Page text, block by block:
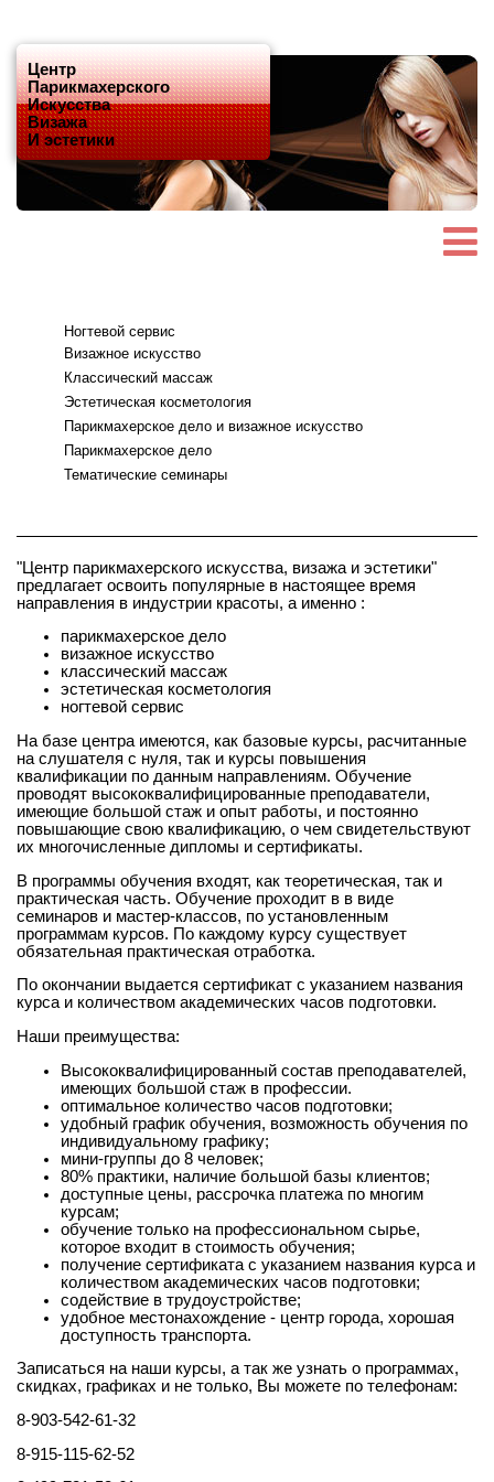
Центр
Парикмахерского
Искусства
Визажа
И эстетики
Ногтевой сервис
Визажное искусство
Классический массаж
Эстетическая косметология
Парикмахерское дело и визажное искусство
Парикмахерское дело
Тематические семинары
"Центр парикмахерского искусства, визажа и эстетики"
предлагает освоить популярные в настоящее время
направления в индустрии красоты, а именно :
парикмахерское дело
визажное искусство
классический массаж
эстетическая косметология
ногтевой сервис
На базе центра имеются, как базовые курсы, расчитанные
на слушателя с нуля, так и курсы повышения
квалификации по данным направлениям. Обучение
проводят высококвалифицированные преподаватели,
имеющие большой стаж и опыт работы, и постоянно
повышающие свою квалификацию, о чем свидетельствуют
их многочисленные дипломы и сертификаты.
В программы обучения входят, как теоретическая, так и
практическая часть. Обучение проходит в в виде
семинаров и мастер-классов, по установленным
программам курсов. По каждому курсу существует
обязательная практическая отработка.
По окончании выдается сертификат с указанием названия
курса и количеством академических часов подготовки.
Наши преимущества:
Высококвалифицированный состав преподавателей,
имеющих большой стаж в профессии.
оптимальное количество часов подготовки;
удобный график обучения, возможность обучения по
индивидуальному графику;
мини-группы до 8 человек;
80% практики, наличие большой базы клиентов;
доступные цены, рассрочка платежа по многим
курсам;
обучение только на профессиональном сырье,
которое входит в стоимость обучения;
получение сертификата с указанием названия курса и
количеством академических часов подготовки;
содействие в трудоустройстве;
удобное местонахождение - центр города, хорошая
доступность транспорта.
Записаться на наши курсы, а так же узнать о программах,
скидках, графиках и не только, Вы можете по телефонам:
8-903-542-61-32
8-915-115-62-52